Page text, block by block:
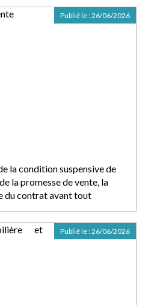
la condition suspensive de
la promesse de vente, la
du contrat avant tout
Publié le :26/06/2026
Publié le :26/06/2026